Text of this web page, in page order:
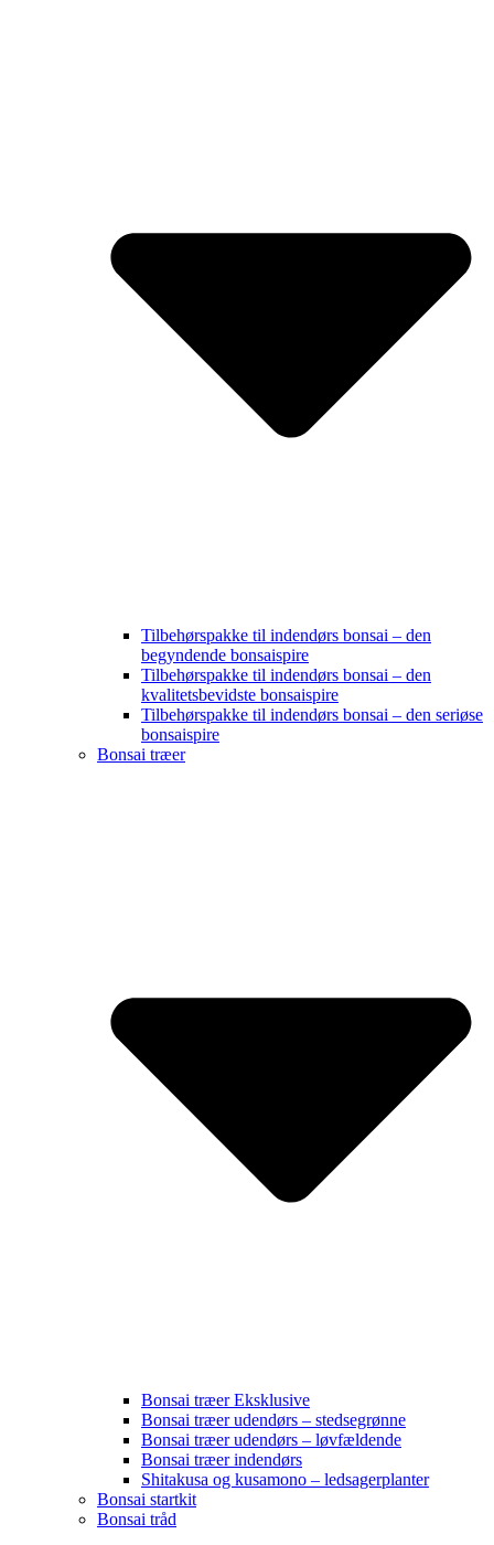
Tilbehørspakke til indendørs bonsai – den
begyndende bonsaispire
Tilbehørspakke til indendørs bonsai – den
kvalitetsbevidste bonsaispire
Tilbehørspakke til indendørs bonsai – den seriøse
bonsaispire
Bonsai træer
Bonsai træer Eksklusive
Bonsai træer udendørs – stedsegrønne
Bonsai træer udendørs – løvfældende
Bonsai træer indendørs
Shitakusa og kusamono – ledsagerplanter
Bonsai startkit
Bonsai tråd